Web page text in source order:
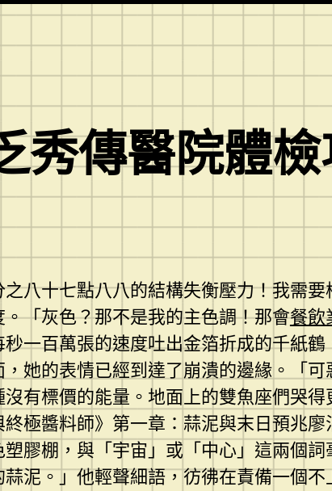
秀傳醫院體
八十七點八八的結構失衡壓力！我需
「灰色？那不是我的主色調！那會餐飲
一百萬張的速度吐出金箔折成的千紙
她的表情已經到達了崩潰的邊緣。「
沒有標價的能量。地面上的雙魚座們哭
極醬料師》第一章：蒜泥與末日預兆
膠棚，與「宇宙」或「中心」這兩個
泥。」他輕聲細語，彷彿在責備一個